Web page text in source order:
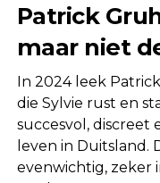
Patrick
maar niet
In 2024 leek
die Sylvie rust en
succesvol, discreet
leven in Duitsland.
evenwichtig, zeker